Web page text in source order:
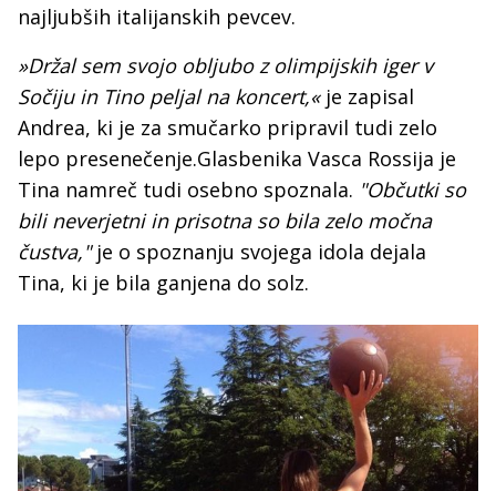
najljubših italijanskih pevcev.
»Držal sem svojo obljubo z olimpijskih iger v
Sočiju in Tino peljal na koncert,«je zapisal
Andrea, ki je za smučarko pripravil tudi zelo
lepo presenečenje.Glasbenika Vasca Rossija je
Tina namreč tudi osebno spoznala. "Občutki so
bili neverjetni in prisotna so bila zelo močna
čustva,"je o spoznanju svojega idola dejala
Tina, ki je bila ganjena do solz.